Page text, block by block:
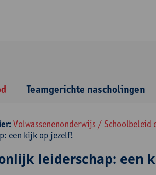
Teamgerichte nascholingen
Volwassenenonderwijs /
een kijk op jezelf!
leiderschap: een